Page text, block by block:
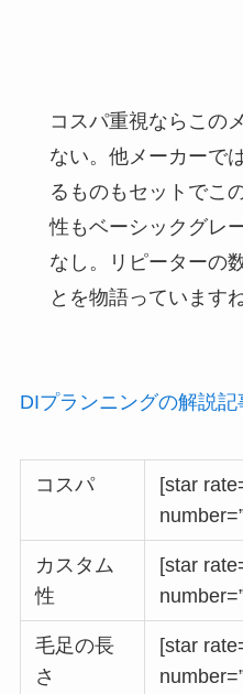
コスパ重視ならこの
ない。他メーカーで
るものもセットでこ
性もベーシックグレ
なし。リピーターの
とを物語っています
DIプランニングの解説
コスパ
[star
カスタム
性
[star
毛足の長
さ
[star